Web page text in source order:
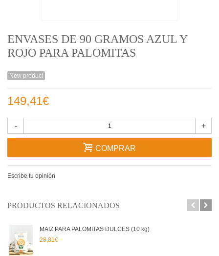
ENVASES DE 90 GRAMOS AZUL Y
ROJO PARA PALOMITAS
New product
149,41€
- +
COMPRAR
Escribe tu opinión
PRODUCTOS RELACIONADOS
MAIZ PARA PALOMITAS DULCES (10 kg)
28,81€